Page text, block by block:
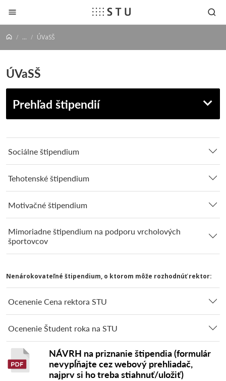
Prejsť na obsah
... ÚVaSŠ
ÚVaSŠ
Prehľad štipendií
Sociálne štipendium
Tehotenské štipendium
Motivačné štipendium
Mimoriadne štipendium na podporu vrcholových
športovcov
Nenárokovateľné štipendium, o ktorom môže rozhodnúť rektor:
Ocenenie Cena rektora STU
Ocenenie Študent roka na STU
NÁVRH na priznanie štipendia (formulár
nevypĺňajte cez webový prehliadač,
najprv si ho treba stiahnuť/uložiť)